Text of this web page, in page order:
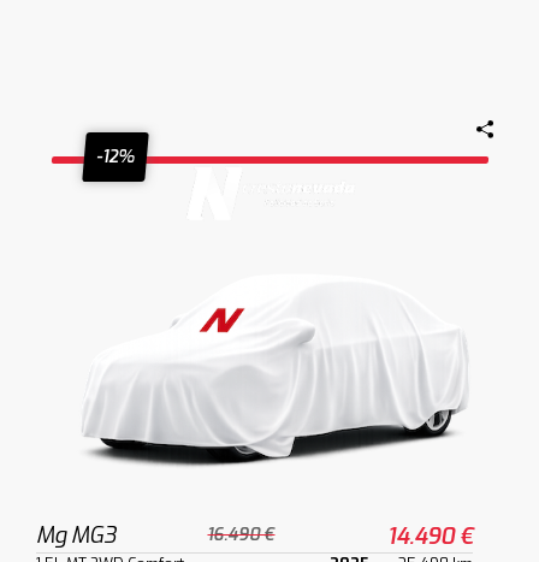
-12%
Mg MG3 16.490 € 14.490 €